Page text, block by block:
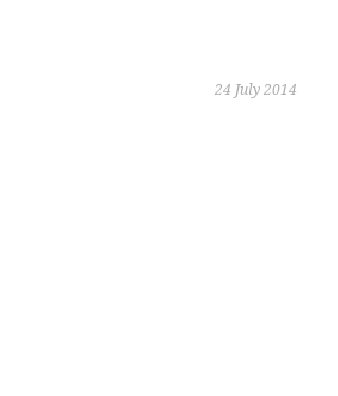
24 July 2014